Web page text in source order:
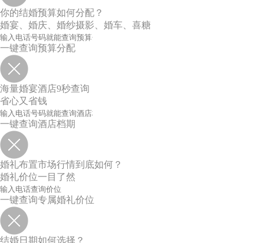
你的结婚预算如何分配？
婚宴、婚庆、婚纱摄影、婚车、喜糖
一键查询预算分配
海量婚宴酒店9秒查询
省心又省钱
一键查询酒店档期
婚礼布置市场行情到底如何？
婚礼价位一目了然
一键查询专属婚礼价位
结婚日期如何选择？